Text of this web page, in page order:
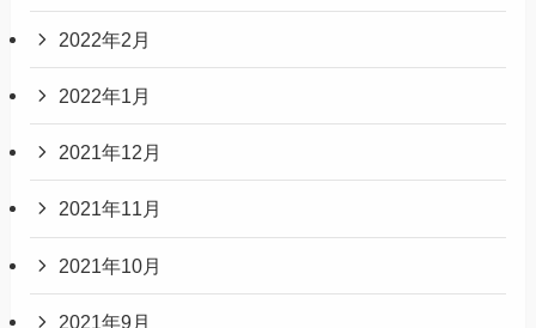
2022年2月
2022年1月
2021年12月
2021年11月
2021年10月
2021年9月